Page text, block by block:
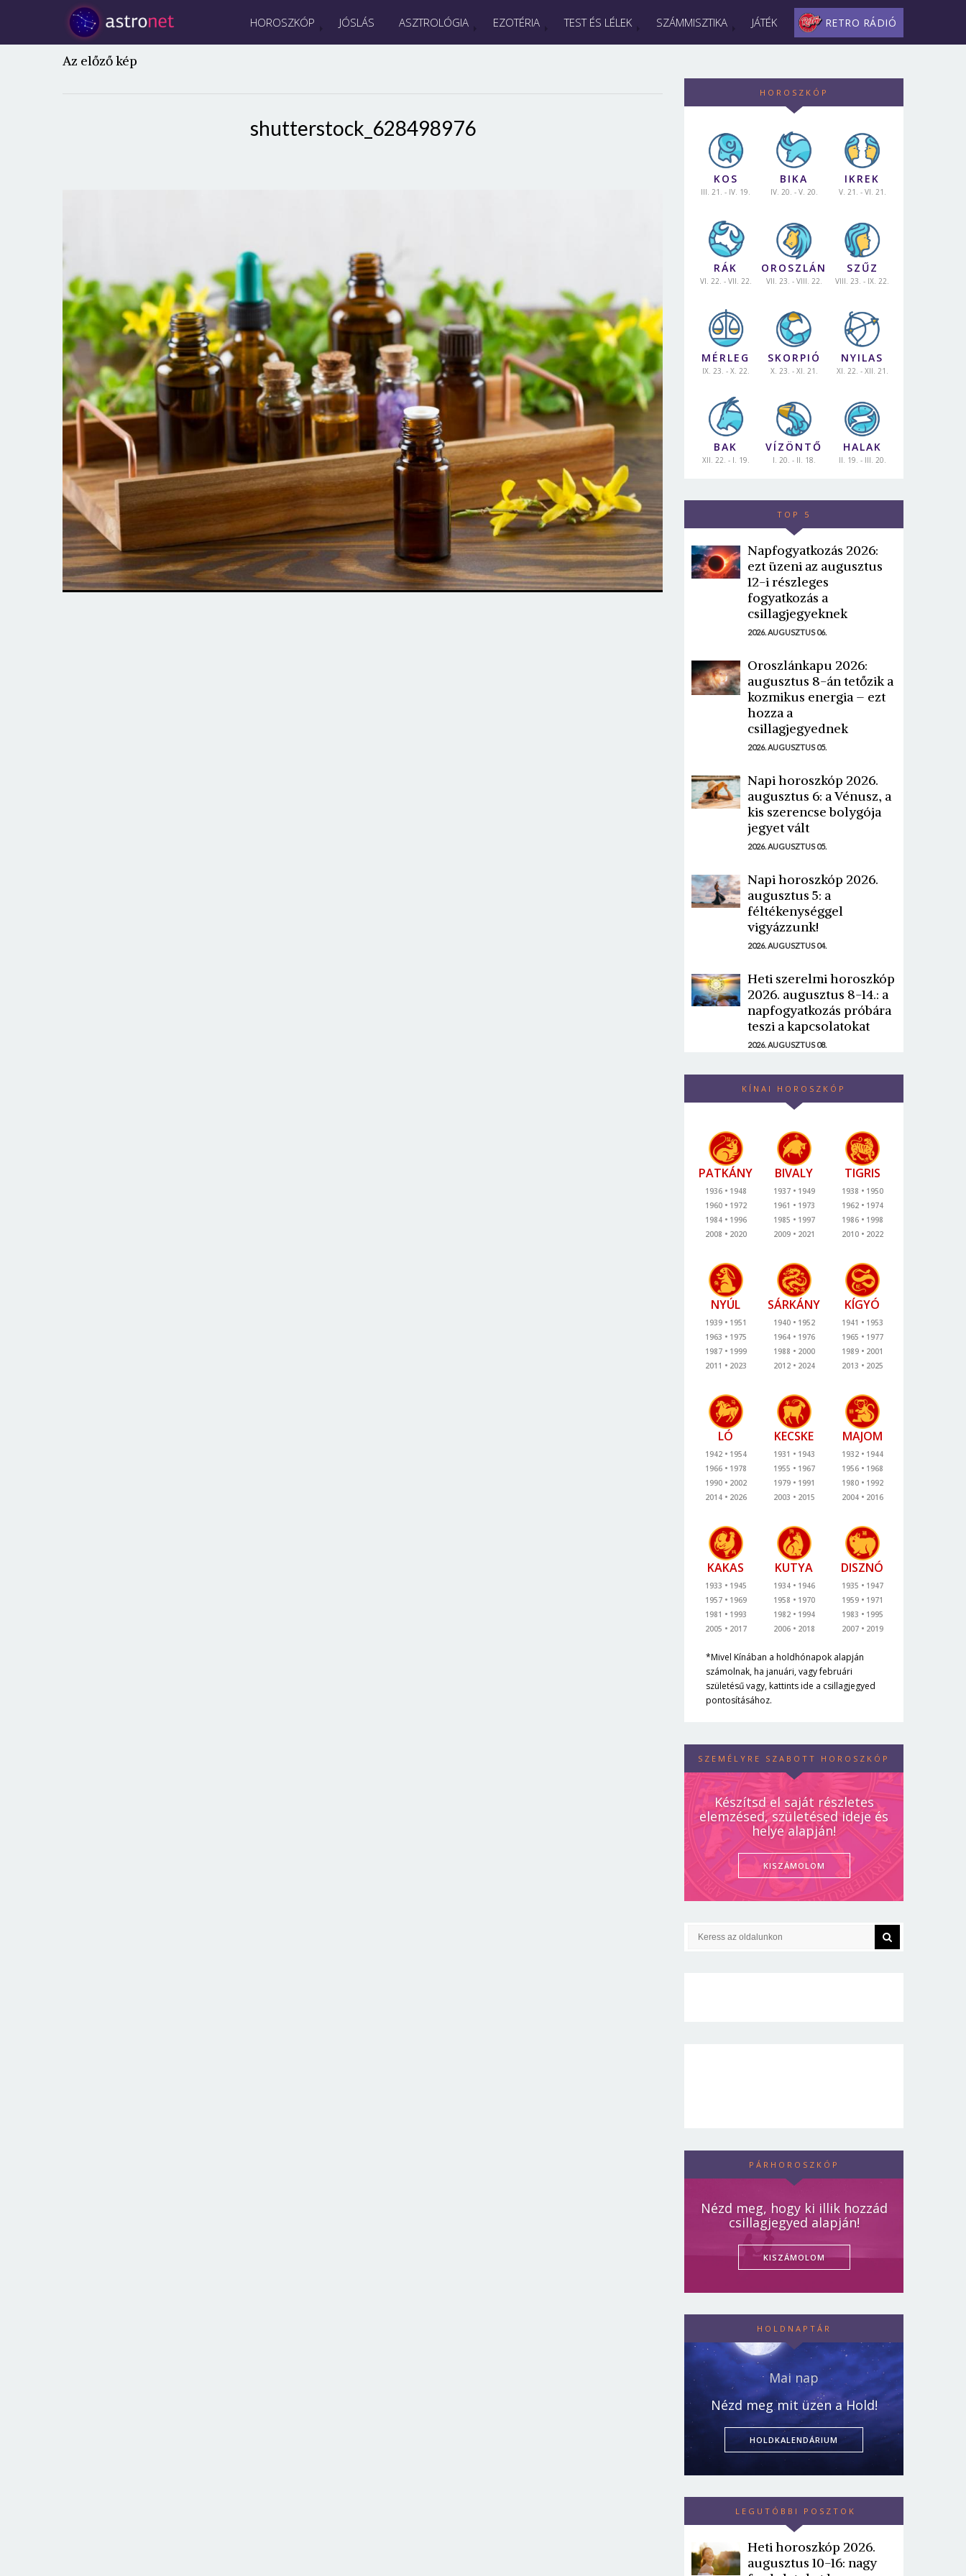
HOROSZKÓP JÓSLÁS ASZTROLÓGIA EZOTÉRIA TEST ÉS LÉLEK SZÁMMISZTIKA JÁTÉK RETRO RÁDIÓ
Az előző kép
shutterstock_628498976
HOROSZKÓP
KOS
III. 21. - IV. 19.
BIKA
IV. 20. - V. 20.
IKREK
V. 21. - VI. 21.
RÁK
VI. 22. - VII. 22.
OROSZLÁN
VII. 23. - VIII. 22.
SZŰZ
VIII. 23. - IX. 22.
MÉRLEG
IX. 23. - X. 22.
SKORPIÓ
X. 23. - XI. 21.
NYILAS
XI. 22. - XII. 21.
BAK
XII. 22. - I. 19.
VÍZÖNTŐ
I. 20. - II. 18.
HALAK
II. 19. - III. 20.
TOP 5
Napfogyatkozás 2026:
ezt üzeni az augusztus
12-i részleges
fogyatkozás a
csillagjegyeknek
2026. AUGUSZTUS 06.
Oroszlánkapu 2026:
augusztus 8-án tetőzik a
kozmikus energia – ezt
hozza a
csillagjegyednek
2026. AUGUSZTUS 05.
Napi horoszkóp 2026.
augusztus 6: a Vénusz, a
kis szerencse bolygója
jegyet vált
2026. AUGUSZTUS 05.
Napi horoszkóp 2026.
augusztus 5: a
féltékenységgel
vigyázzunk!
2026. AUGUSZTUS 04.
Heti szerelmi horoszkóp
2026. augusztus 8-14.: a
napfogyatkozás próbára
teszi a kapcsolatokat
2026. AUGUSZTUS 08.
KÍNAI HOROSZKÓP
PATKÁNY
1936
1948
1960
1972
1984
1996
2008
2020
BIVALY
1937
1949
1961
1973
1985
1997
2009
2021
TIGRIS
1938
1950
1962
1974
1986
1998
2010
2022
NYÚL
1939
1951
1963
1975
1987
1999
2011
2023
SÁRKÁNY
1940
1952
1964
1976
1988
2000
2012
2024
KÍGYÓ
1941
1953
1965
1977
1989
2001
2013
2025
LÓ
1942
1954
1966
1978
1990
2002
2014
2026
KECSKE
1931
1943
1955
1967
1979
1991
2003
2015
MAJOM
1932
1944
1956
1968
1980
1992
2004
2016
KAKAS
1933
1945
1957
1969
1981
1993
2005
2017
KUTYA
1934
1946
1958
1970
1982
1994
2006
2018
DISZNÓ
1935
1947
1959
1971
1983
1995
2007
2019
*Mivel Kínában a holdhónapok alapján
számolnak, ha januári, vagy februári
születésű vagy, kattints ide a csillagjegyed
pontosításához.
SZEMÉLYRE SZABOTT HOROSZKÓP
Készítsd el saját részletes
elemzésed, születésed ideje és
helye alapján!
KISZÁMOLOM
PÁRHOROSZKÓP
Nézd meg, hogy ki illik hozzád
csillagjegyed alapján!
KISZÁMOLOM
HOLDNAPTÁR
Mai nap
Nézd meg mit üzen a Hold!
HOLDKALENDÁRIUM
LEGUTÓBBI POSZTOK
Heti horoszkóp 2026.
augusztus 10-16: nagy